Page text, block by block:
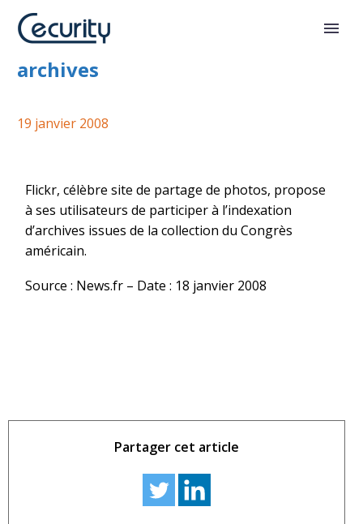
Indexation collaborative des
archives
19 janvier 2008
Flickr, célèbre site de partage de photos, propose
à ses utilisateurs de participer à l’indexation
d’archives issues de la collection du Congrès
américain.
Source : News.fr – Date : 18 janvier 2008
Partager cet article